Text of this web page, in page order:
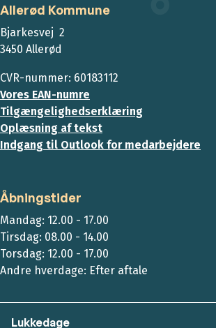
Allerød Kommune
Bjarkesvej 2
3450 Allerød
CVR-nummer: 60183112
Vores EAN-numre
Tilgængelighedserklæring
Oplæsning af tekst
Indgang til Outlook for medarbejdere
Åbningstider
Mandag: 12.00 - 17.00
Tirsdag: 08.00 - 14.00
Torsdag: 12.00 - 17.00
Andre hverdage: Efter aftale
Lukkedage